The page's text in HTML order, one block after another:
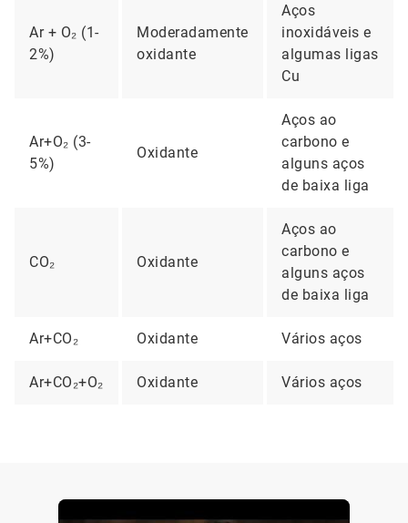
Ar + O₂ (1-
2%)
Moderadamente
oxidante
Aços
inoxidáveis e
algumas ligas
Cu
Ar+O₂ (3-
5%)
Oxidante
Aços ao
carbono e
alguns aços
de baixa liga
CO₂ Oxidante
Aços ao
carbono e
alguns aços
de baixa liga
Ar+CO₂ Oxidante Vários aços
Ar+CO₂+O₂ Oxidante Vários aços